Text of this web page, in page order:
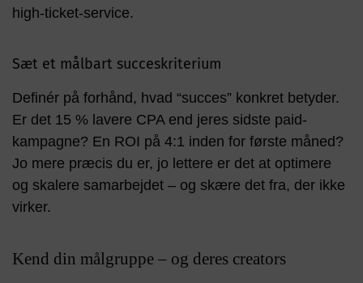
high-ticket-service.
Sæt et målbart succeskriterium
Definér på forhånd, hvad “succes” konkret betyder.
Er det 15 % lavere CPA end jeres sidste paid-
kampagne? En ROI på 4:1 inden for første måned?
Jo mere præcis du er, jo lettere er det at optimere
og skalere samarbejdet – og skære det fra, der ikke
virker.
Kend din målgruppe – og deres creators